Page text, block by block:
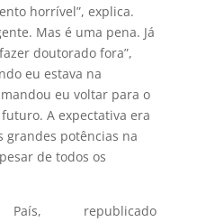
horrível”, explica.
Mas é uma pena. Já
doutorado fora”,
eu estava na
eu voltar para o
A expectativa era
grandes potências na
de todos os
republicado